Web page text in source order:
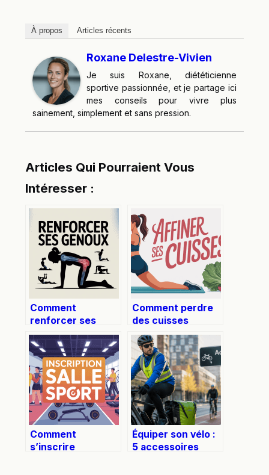
À propos Articles récents
Roxane Delestre-Vivien
Je suis Roxane, diététicienne
sportive passionnée, et je partage ici
mes conseils pour vivre plus
sainement, simplement et sans pression.
Articles Qui Pourraient Vous
Intéresser :
Comment
renforcer ses
genoux : conseils
et exercices
simples pour plus
de stabilité
Comment perdre
des cuisses
efficacement et
durablement
Comment
s’inscrire
Équiper son vélo :
5 accessoires